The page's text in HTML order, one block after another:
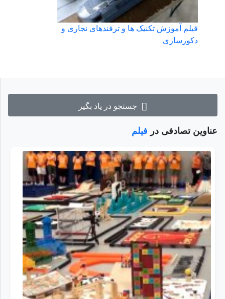
جستجو در یاد بگیر
عناوین تصادفی در فیلم
فیلم آموزش تکنیک ها و ترفندهای نجاری و
دکورسازی